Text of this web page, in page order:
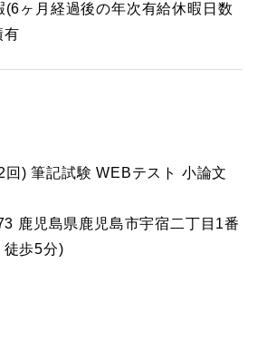
ヶ月経過後の年次有給休暇日数
有
) 筆記試験 WEBテスト 小論文
鹿児島県鹿児島市宇宿二丁目1番
徒歩5分)